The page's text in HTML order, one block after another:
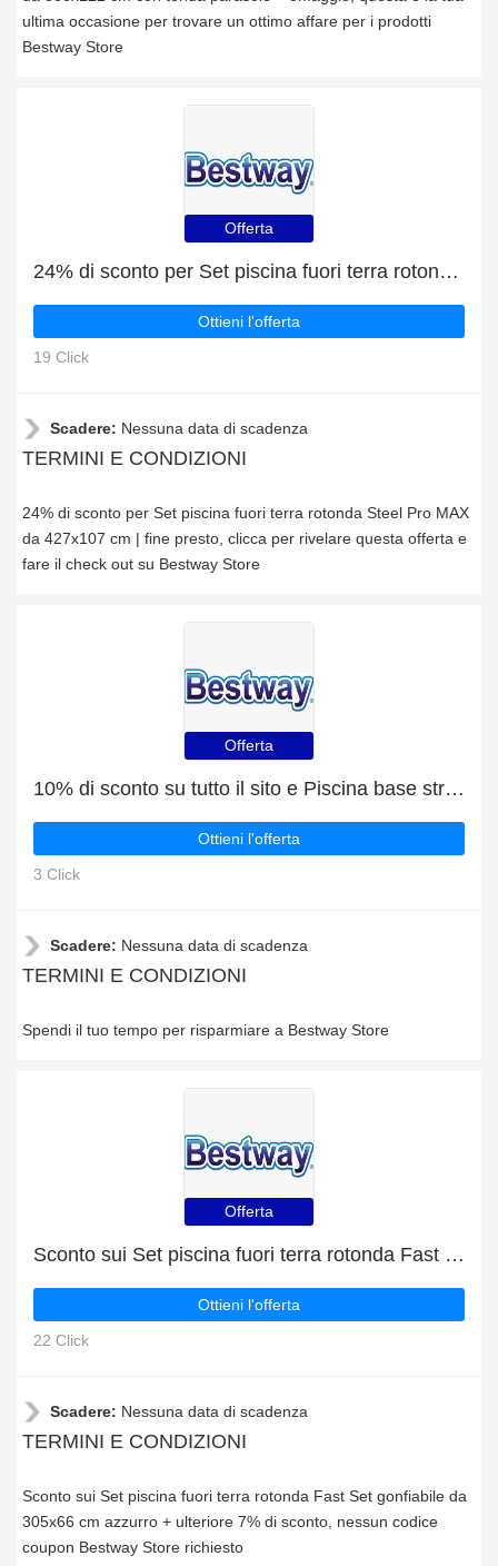
ultima occasione per trovare un ottimo affare per i prodotti
Bestway Store
Offerta
24% di sconto per Set piscina fuori terra rotonda Steel Pro MAX da 427x107 cm | fine presto
Ottieni l'offerta
19 Click
Scadere: Nessuna data di scadenza
TERMINI E CONDIZIONI
24% di sconto per Set piscina fuori terra rotonda Steel Pro MAX
da 427x107 cm | fine presto, clicca per rivelare questa offerta e
fare il check out su Bestway Store
Offerta
10% di sconto su tutto il sito e Piscina base struttura e liner rettangolare Steel Pro da 221x150x43 cm con 8% di sconto
Ottieni l'offerta
3 Click
Scadere: Nessuna data di scadenza
TERMINI E CONDIZIONI
Spendi il tuo tempo per risparmiare a Bestway Store
Offerta
Sconto sui Set piscina fuori terra rotonda Fast Set gonfiabile da 305x66 cm azzurro + ulteriore 7% di sconto
Ottieni l'offerta
22 Click
Scadere: Nessuna data di scadenza
TERMINI E CONDIZIONI
Sconto sui Set piscina fuori terra rotonda Fast Set gonfiabile da
305x66 cm azzurro + ulteriore 7% di sconto, nessun codice
coupon Bestway Store richiesto